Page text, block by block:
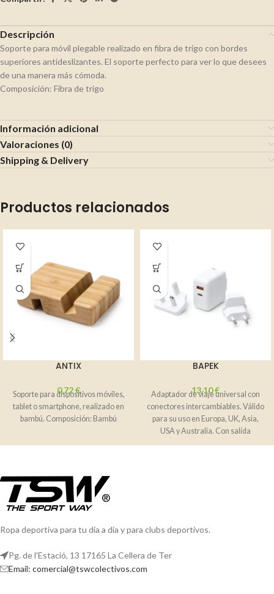
Descripción
Soporte para móvil plegable realizado en fibra de trigo con bordes
superiores antideslizantes. El soporte perfecto para ver lo que desees
de una manera más cómoda.
Composición: Fibra de trigo
Información adicional
Valoraciones (0)
Shipping & Delivery
Productos relacionados
ANTIX
0,72€
Soporte para dispositivos móviles,
tablet o smartphone, realizado en
bambú. Composición: Bambú
BAPEK
13,10€
Adaptador de viaje universal con
conectores intercambiables. Válido
para su uso en Europa, UK, Asia,
USA y Australia. Con salida
Ropa deportiva para tu día a día y para clubs deportivos.
Pg. de l'Estació, 13 17165 La Cellera de Ter
Email: comercial@tswcolectivos.com